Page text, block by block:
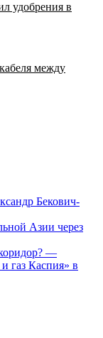
удобрения в
между
Бекович-
Азии через
—
газ Каспия» в